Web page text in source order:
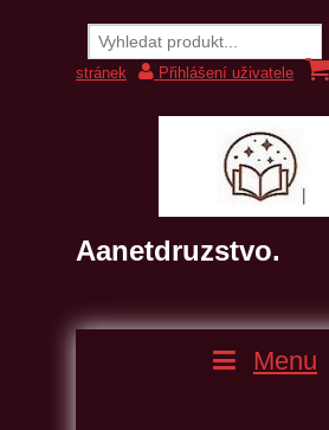
stránek
Přihlášení uživatele
Aanetdruzstvo.
Menu